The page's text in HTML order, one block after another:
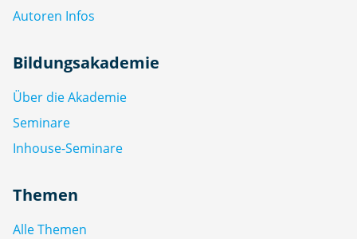
Autoren Infos
Bildungsakademie
Über die Akademie
Seminare
Inhouse-Seminare
Themen
Alle Themen